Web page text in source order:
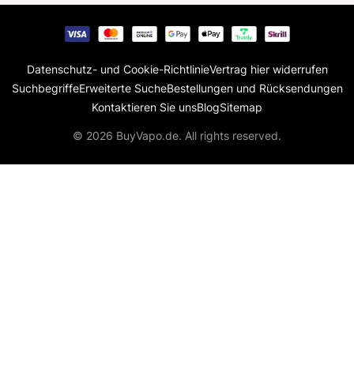
Datenschutz- und Cookie-RichtlinieVertrag hier widerrufen
SuchbegriffeErweiterte SucheBestellungen und Rücksendungen
Kontaktieren Sie unsBlogSitemap
© 2026 BuyVapo.de. All rights reserved.